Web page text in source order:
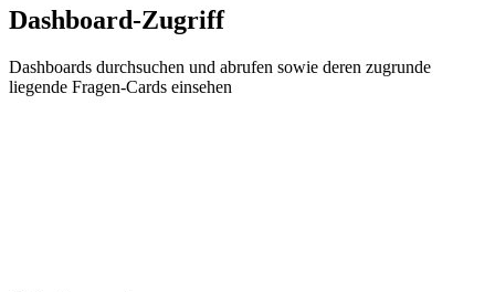
Dashboard-Zugriff
Dashboards durchsuchen und abrufen sowie deren zugrunde
liegende Fragen-Cards einsehen